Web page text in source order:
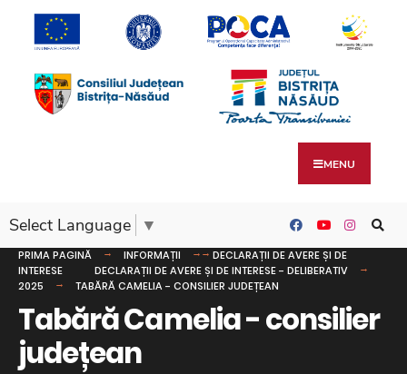
MENU
Select Language ▼
PRIMA PAGINĂ INFORMAȚII
DECLARAȚII DE AVERE ȘI DE
INTERESE
DECLARAȚII DE AVERE ȘI DE INTERESE - DELIBERATIV
2025
TABĂRĂ CAMELIA - CONSILIER JUDEȚEAN
Tabără Camelia - consilier
județean